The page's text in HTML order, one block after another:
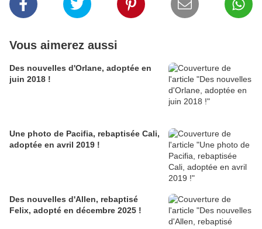
Vous aimerez aussi
Des nouvelles d'Orlane, adoptée en
juin 2018 !
Une photo de Pacifia, rebaptisée Cali,
adoptée en avril 2019 !
Des nouvelles d'Allen, rebaptisé
Felix, adopté en décembre 2025 !